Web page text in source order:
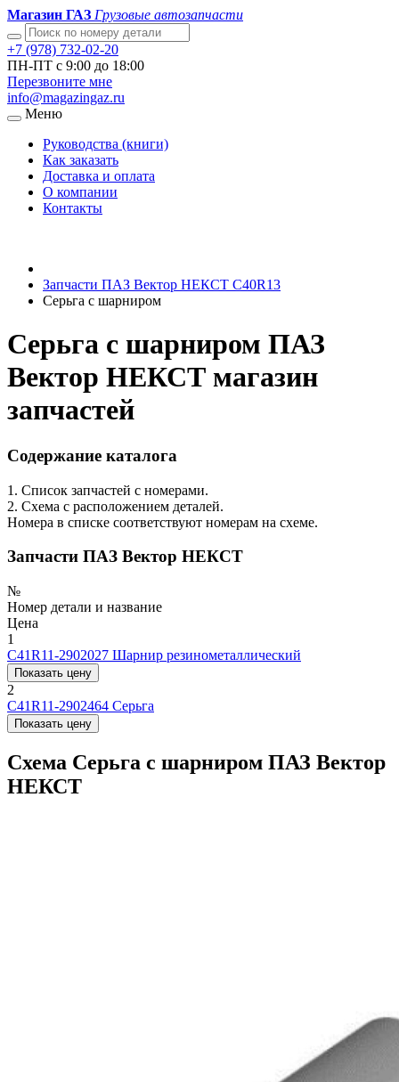
Магазин ГАЗ Грузовые автозапчасти
+7 (978) 732-02-20
ПН-ПТ с 9:00 до 18:00
Перезвоните мне
info@magazingaz.ru
Меню
Руководства (книги)
Как заказать
Доставка и оплата
О компании
Контакты
Запчасти ПАЗ Вектор НЕКСТ С40R13
Серьга с шарниром
Серьга с шарниром ПАЗ
Вектор НЕКСТ магазин
запчастей
Содержание каталога
1. Список запчастей с номерами.
2. Схема с расположением деталей.
Номера в списке соответствуют номерам на схеме.
Запчасти ПАЗ Вектор НЕКСТ
№
Номер детали и название
Цена
1
C41R11-2902027 Шарнир резинометаллический
Показать цену
2
C41R11-2902464 Серьга
Показать цену
Схема Серьга с шарниром ПАЗ Вектор
НЕКСТ